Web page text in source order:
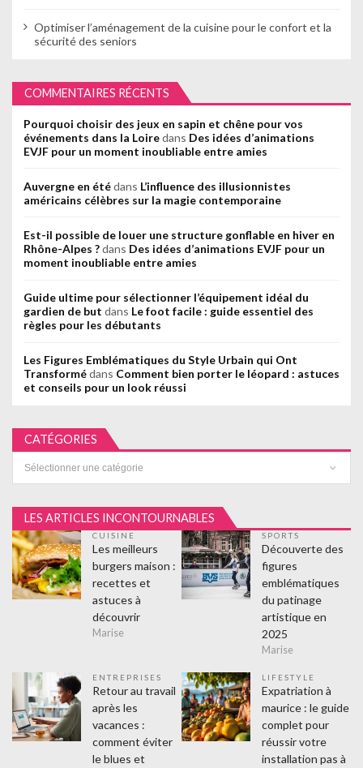
Optimiser l’aménagement de la cuisine pour le confort et la
sécurité des seniors
COMMENTAIRES RÉCENTS
Pourquoi choisir des jeux en sapin et chêne pour vos
événements dans la Loiredans Des idées d’animations
EVJF pour un moment inoubliable entre amies
Auvergne en étédans L’influence des illusionnistes
américains célèbres sur la magie contemporaine
Est-il possible de louer une structure gonflable en hiver en
Rhône-Alpes ?dans Des idées d’animations EVJF pour un
moment inoubliable entre amies
Guide ultime pour sélectionner l’équipement idéal du
gardien de but dans Le foot facile : guide essentiel des
règles pour les débutants
Les Figures Emblématiques du Style Urbain qui Ont
Transformédans Comment bien porter le léopard : astuces
et conseils pour un look réussi
CATÉGORIES
LES ARTICLES INCONTOURNABLES
CUISINE
Les meilleurs
burgers maison :
recettes et
astuces à
découvrir
Marise
SPORTS
Découverte des
figures
emblématiques
du patinage
artistique en
2025
Marise
ENTREPRISES
Retour au travail
après les
vacances :
comment éviter
le blues et
LIFESTYLE
Expatriation à
maurice : le guide
complet pour
réussir votre
installation pas à